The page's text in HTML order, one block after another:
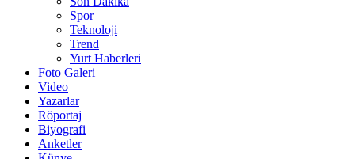
Spor
Teknoloji
Trend
Yurt Haberleri
Foto Galeri
Video
Yazarlar
Röportaj
Biyografi
Anketler